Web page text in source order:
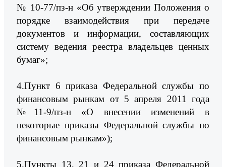
№ 10-77/пз-н «Об утверждении Положения о
порядке взаимодействия при передаче
документов и информации, составляющих
систему ведения реестра владельцев ценных
бумаг»;
4.Пункт 6 приказа Федеральной службы по
финансовым рынкам от 5 апреля 2011 года
№11-9/пз-н «О внесении изменений в
некоторые приказы Федеральной службы по
финансовым рынкам»);
5.Пункты 13, 21 и 24 приказа Федеральной